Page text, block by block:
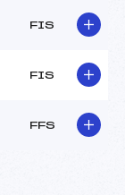
FIS
FIS
FFS